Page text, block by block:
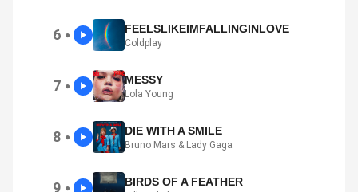
6 ● FEELSLIKEIMFALLINGINLOVE
Coldplay
7 ● MESSY
Lola Young
8 ● DIE WITH A SMILE
Bruno Mars & Lady Gaga
9 ● BIRDS OF A FEATHER